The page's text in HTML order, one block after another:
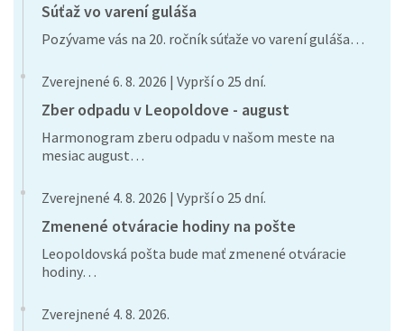
Súťaž vo varení guláša
Pozývame vás na 20. ročník súťaže vo varení guláša…
Zverejnené 6. 8. 2026 | Vyprší o 25 dní.
Zber odpadu v Leopoldove - august
Harmonogram zberu odpadu v našom meste na
mesiac august…
Zverejnené 4. 8. 2026 | Vyprší o 25 dní.
Zmenené otváracie hodiny na pošte
Leopoldovská pošta bude mať zmenené otváracie
hodiny…
Zverejnené 4. 8. 2026.